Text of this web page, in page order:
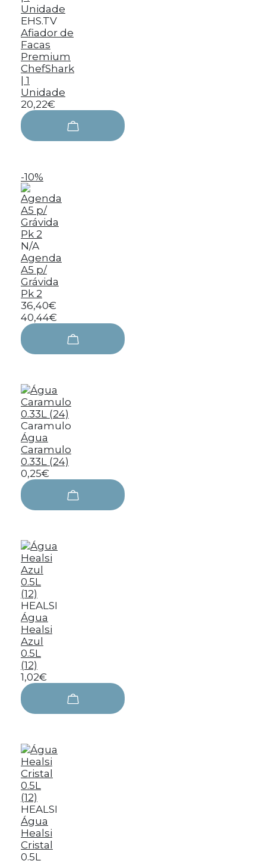
EHS.TV
Afiador de
Facas
Premium
ChefShark
| 1
Unidade
20,22€
-10%
N/A
Agenda
A5 p/
Grávida
Pk 2
36,40€
40,44€
Caramulo
Água
Caramulo
0.33L (24)
0,25€
HEALSI
Água
Healsi
Azul
0.5L
(12)
1,02€
HEALSI
Água
Healsi
Cristal
0.5L